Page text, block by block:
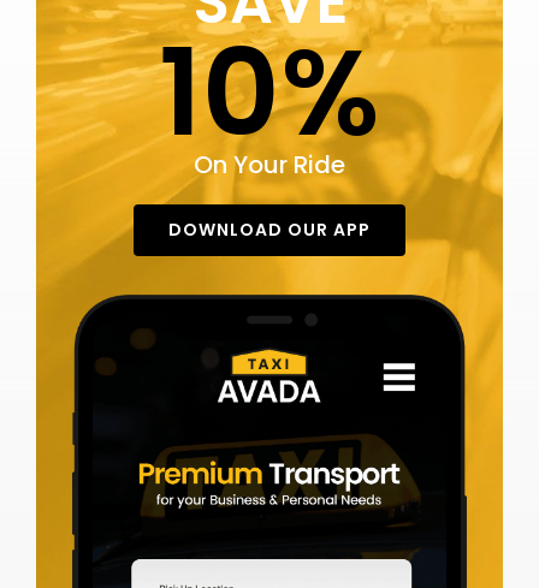
10%
On Your Ride
DOWNLOAD OUR APP